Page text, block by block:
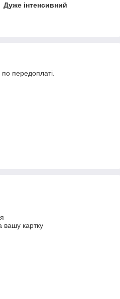
Дуже інтенсивний
по передоплаті.
вашу картку